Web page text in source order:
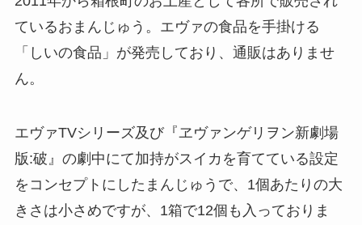
ているおまんじゅう。エヴァの食品を手掛ける
「しいの食品」が発売しており、通販はありませ
ん。
エヴァTVシリーズ及び『ヱヴァンゲリヲン新劇場
版:破』の劇中にて加持がスイカを育てている設定
をコンセプトにしたまんじゅうで、1個あたりの大
きさは小さめですが、1箱で12個も入っておりま